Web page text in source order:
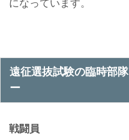
になっています。
遠征選抜試験の臨時部
ー
戦闘員